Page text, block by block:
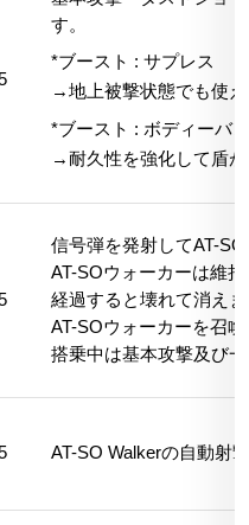
す。
*ブースト : サプレス
→地上被撃状態でも使
*ブースト : ボディーバ
→耐久性を強化して盾
信号弾を発射してAT-
AT-SOウォーカーは維
経過すると壊れて消え
AT-SOウォーカーを召
搭乗中は基本攻撃及び
AT-SO Walkerの自動射